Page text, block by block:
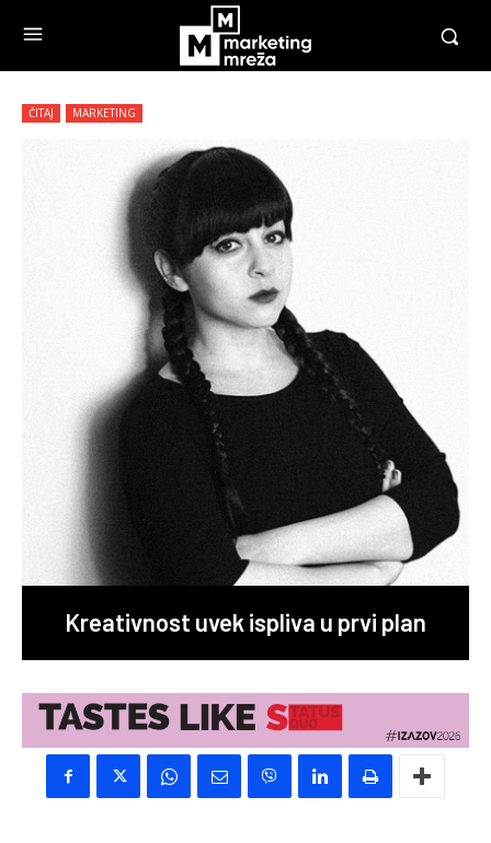
ČITAJ MARKETING
Kreativnost uvek ispliva u prvi plan